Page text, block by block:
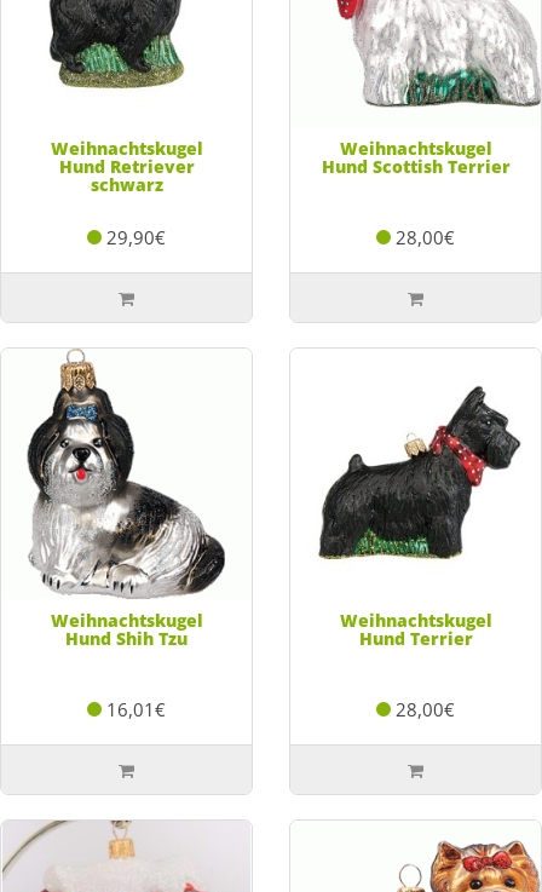
Weihnachtskugel
Hund Retriever
schwarz
29,90€
Weihnachtskugel
Hund Scottish Terrier
28,00€
Weihnachtskugel
Hund Shih Tzu
16,01€
Weihnachtskugel
Hund Terrier
28,00€